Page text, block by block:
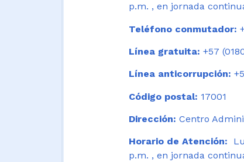
p.m. , en jornada
Teléfono conmutador:
Línea gratuita: +57
Línea anticorrupción:
Código postal: 17001
Dirección: Centro
Horario de Atención:
p.m. , en jornada